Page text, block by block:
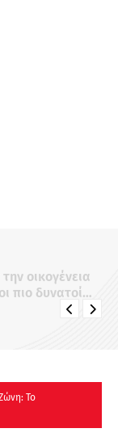
οικογένεια
δυνατοί
!
Το